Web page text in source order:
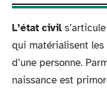
L’état civil
qui matérialisent les
d’une personne.
naissance est